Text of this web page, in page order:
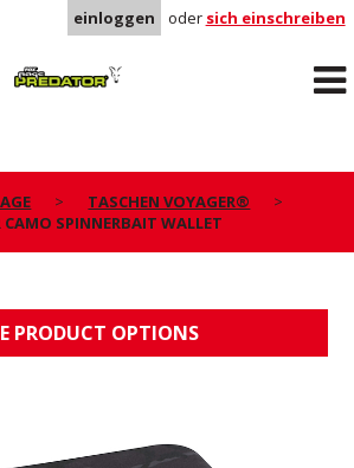
einloggen oder sich einschreiben
Predator
TASCHEN VOYAGER®
CAMO SPINNERBAIT WALLET
PRODUCT OPTIONS